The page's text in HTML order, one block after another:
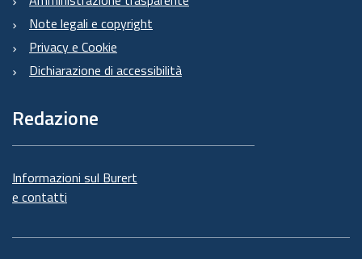
Note legali e copyright
Privacy e Cookie
Dichiarazione di accessibilità
Redazione
Informazioni sul Burert
e contatti